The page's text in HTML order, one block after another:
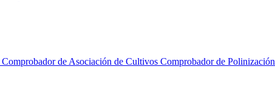
Comprobador de Asociación de Cultivos Comprobador de Polinización